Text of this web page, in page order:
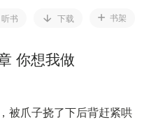
听书 下载 书架
你想我做
被爪子挠了下后背赶紧哄